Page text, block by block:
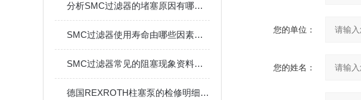
分析SMC过滤器的堵塞原因有哪些？
SMC过滤器使用寿命由哪些因素决定？日常维护是关键
SMC过滤器常见的阻塞现象资料分为哪些
德国REXROTH柱塞泵的检修明细浅谈
您的单位：
您的姓名：